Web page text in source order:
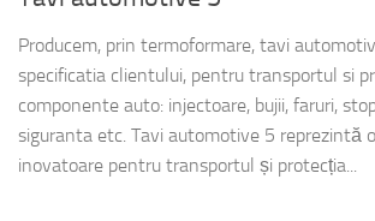
Producem, prin termoformare, tavi
specificatia clientului, pentru transportul si
componente auto: injectoare, bujii, faruri,
siguranta etc. Tavi automotive 5 reprezintă
inovatoare pentru transportul și protecția...